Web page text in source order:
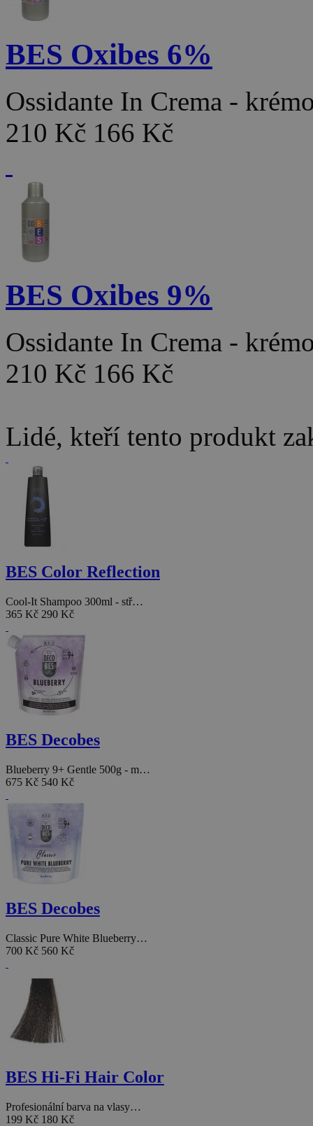
BES Oxibes 6%
Ossidante In Crema -
210 Kč 166 Kč
BES Oxibes 9%
Ossidante In Crema -
210 Kč 166 Kč
Lidé, kteří tento produkt
BES Color Reflection
Cool-It Shampoo 300ml - stř…
365 Kč 290 Kč
BES Decobes
Blueberry 9+ Gentle 500g - m…
675 Kč 540 Kč
BES Decobes
Classic Pure White Blueberry…
700 Kč 560 Kč
BES Hi-Fi Hair Color
Profesionální barva na vlasy…
199 Kč 180 Kč